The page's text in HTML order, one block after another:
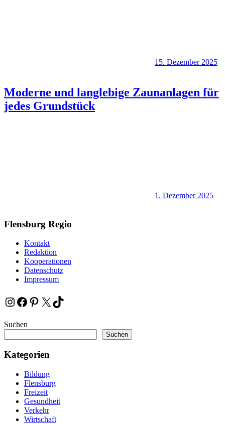
15. Dezember 2025
Moderne und langlebige Zaunanlagen für
jedes Grundstück
1. Dezember 2025
Flensburg Regio
Kontakt
Redaktion
Kooperationen
Datenschutz
Impressum
Instagram
Facebook
Pinterest
X TikTok
Suchen
Suchen
Kategorien
Bildung
Flensburg
Freizeit
Gesundheit
Verkehr
Wirtschaft